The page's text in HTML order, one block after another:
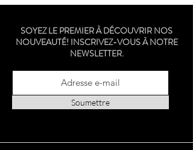
SOYEZ LE PREMIER À DÉCOUVRIR NOS
NOUVEAUTÉ! INSCRIVEZ-VOUS À NOTRE
NEWSLETTER.
Soumettre